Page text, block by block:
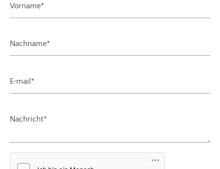
Vorname*
Nachname*
E-mail*
Nachricht*